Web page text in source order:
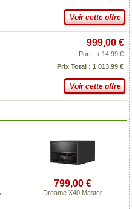
Voir cette offre
999,00 €
Port : + 14,99 €
Prix Total : 1 013,99 €
Voir cette offre
799,00 €
Dreame X40 Master